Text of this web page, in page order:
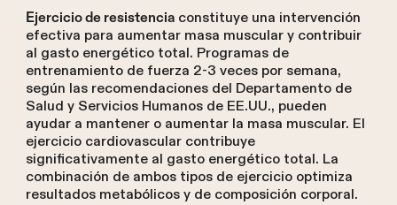
Ejercicio de resistenciaconstituye una intervención
efectiva para aumentar masa muscular y contribuir
al gasto energético total. Programas de
entrenamiento de fuerza 2-3 veces por semana,
según las recomendaciones del Departamento de
Salud y Servicios Humanos de EE.UU., pueden
ayudar a mantener o aumentar la masa muscular. El
ejercicio cardiovascular contribuye
significativamente al gasto energético total. La
combinación de ambos tipos de ejercicio optimiza
resultados metabólicos y de composición corporal.